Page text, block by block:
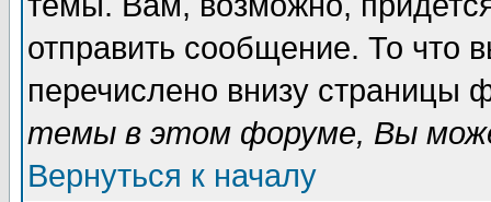
отправить сообщение. То что
перечислено внизу страницы
темы в этом форуме, Вы
Вернуться к началу